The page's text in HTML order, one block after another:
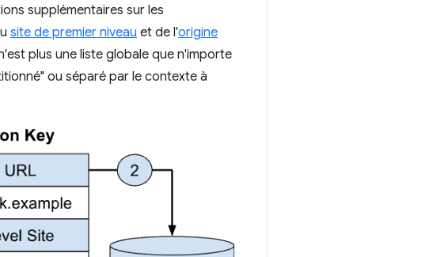
supplémentaires sur les
site de premier niveau et de l'origine
plus une liste globale que n'importe
ou séparé par le contexte à